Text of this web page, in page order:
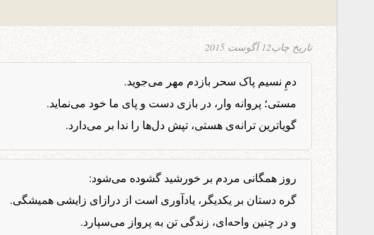
تاریخ چاپ12 آگوست 2015
دمِ نسیم پاک سحر بازدم مهر می‌جوید.
مستی؛ پروانه وار، در بازی دست و پای ما خود می‌نماید.
گویاترین ترانه‌ی هستی، تپش دل‌ها را ندا بر می‌دارد.
روز همگانی مردم بر خورشید گشوده می‌شود:
گره دستان بر یکدیگر، یادآوری است از درازای زایشی همیشگی.
و در چنین واحه‌ای، زندگی تن به پرواز می‌سپارد.